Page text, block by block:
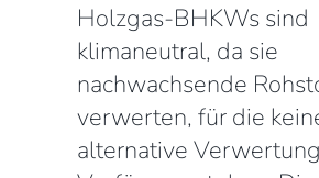
Holzgas-BHKWs sind
klimaneutral, da sie
nachwachsende
verwerten, für die
alternative